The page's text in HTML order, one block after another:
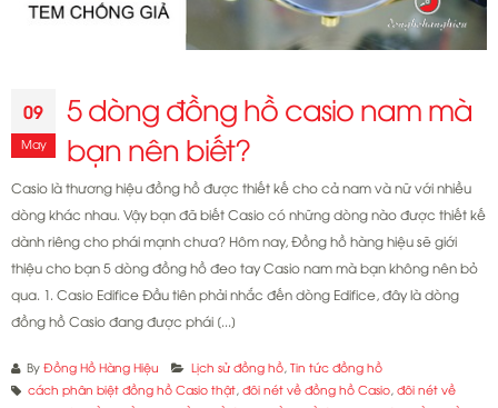
09
May
5 dòng đồng hồ casio nam mà
bạn nên biết?
Casio là thương hiệu đồng hồ được thiết kế cho cả nam và nữ với nhiều
dòng khác nhau. Vậy bạn đã biết Casio có những dòng nào được thiết kế
dành riêng cho phái mạnh chưa? Hôm nay, Đồng hồ hàng hiệu sẽ giới
thiệu cho bạn 5 dòng đồng hồ đeo tay Casio nam mà bạn không nên bỏ
qua. 1. Casio Edifice Đầu tiên phải nhắc đến dòng Edifice, đây là dòng
đồng hồ Casio đang được phái [...]
By Đồng Hồ Hàng Hiệu Lịch sử đồng hồ, Tin tức đồng hồ
cách phân biệt đồng hồ Casio thật, đôi nét về đồng hồ Casio, đôi nét về